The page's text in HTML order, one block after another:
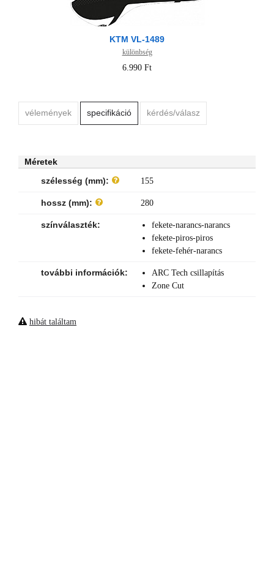
KTM VL-1489
különbség
6.990 Ft
vélemények specifikáció kérdés/válasz
Méretek
szélesség (mm):
155
hossz (mm): 280
színválaszték:
fekete-narancs-narancs
fekete-piros-piros
fekete-fehér-narancs
további információk:
ARC Tech csillapítás
Zone Cut
hibát találtam